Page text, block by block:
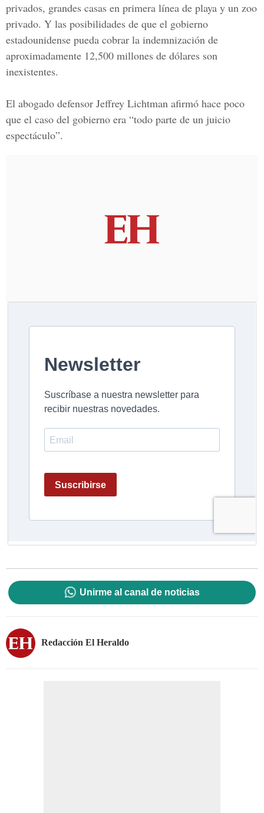
privados, grandes casas en primera línea de playa y un zoo
privado. Y las posibilidades de que el gobierno
estadounidense pueda cobrar la indemnización de
aproximadamente 12,500 millones de dólares son
inexistentes.
El abogado defensor Jeffrey Lichtman afirmó hace poco
que el caso del gobierno era “todo parte de un juicio
espectáculo”.
Unirme al canal de noticias
Redacción El Heraldo